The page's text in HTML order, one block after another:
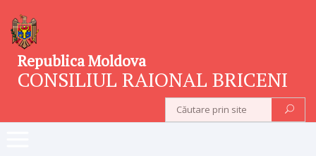
Republica Moldova
CONSILIUL RAIONAL BRICENI